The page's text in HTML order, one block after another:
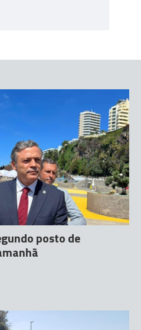
posto de